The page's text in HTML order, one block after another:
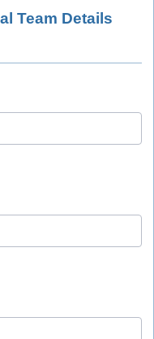
Team Details